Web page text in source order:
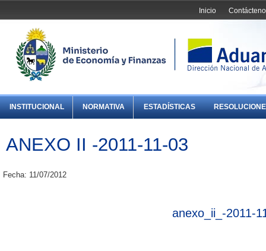
Inicio
INSTITUCIONAL NORMATIVA ESTADÍSTICAS
ANEXO II -2011-11-03
Fecha: 11/07/2012
anexo_ii_-2011-